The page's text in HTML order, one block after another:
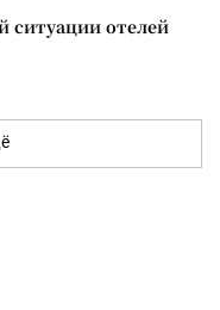
ситуации отелей